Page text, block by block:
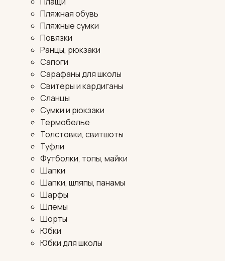
Пляжная обувь
Пляжные сумки
Повязки
Ранцы, рюкзаки
Сапоги
Сарафаны для школы
Свитеры и кардиганы
Сланцы
Сумки и рюкзаки
Термобелье
Толстовки, свитшоты
Туфли
Футболки, топы, майки
Шапки
Шапки, шляпы, панамы
Шарфы
Шлемы
Шорты
Юбки
Юбки для школы